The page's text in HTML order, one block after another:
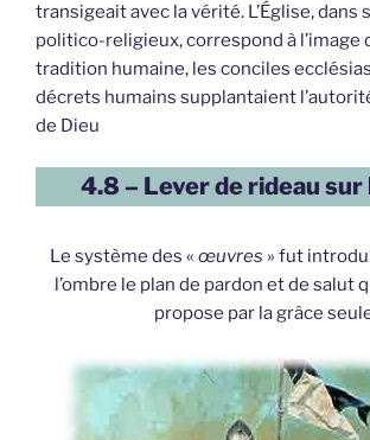
transigeait avec la vérité. L’Église, dans
politico-religieux, correspond à l’image
tradition humaine, les conciles
décrets humains supplantaient
de Dieu
4.8 – Lever de rideau sur
Le système des « œuvres » fut
l’ombre le plan de pardon et de salut
propose par la grâce